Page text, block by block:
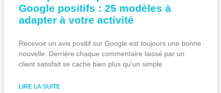
Google positifs : 25 modèles à
adapter à votre activité
Recevoir un avis positif sur Google est toujours une bonne
nouvelle. Derrière chaque commentaire laissé par un
client satisfait se cache bien plus qu’un simple
LIRE LA SUITE